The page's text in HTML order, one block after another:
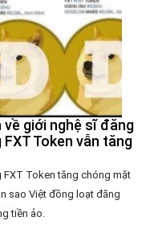
giới nghệ sĩ đăng
Token vẫn tăng
Token tăng chóng mặt
sao Việt đồng loạt đăng
tiền ảo.